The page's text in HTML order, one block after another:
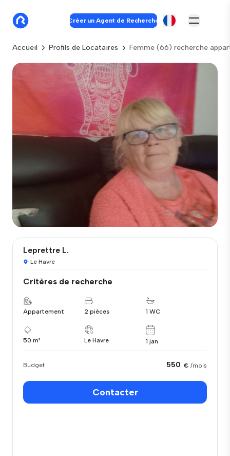
Créer un Agent de Recherche
Accueil Profils de Locataires Femme (66) recherche
Leprettre L.
Le Havre
Critères de recherche
Appartement 2 pièces 1 WC
50 m² Le Havre 1 jan.
Budget 550 € /mois
Contacter